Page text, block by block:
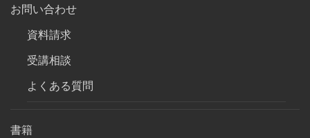
お問い合わせ
資料請求
受講相談
よくある質問
書籍